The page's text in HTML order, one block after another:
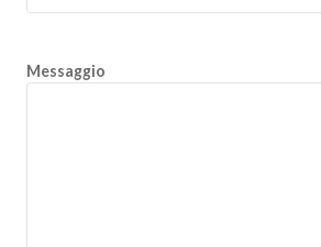
Messaggio